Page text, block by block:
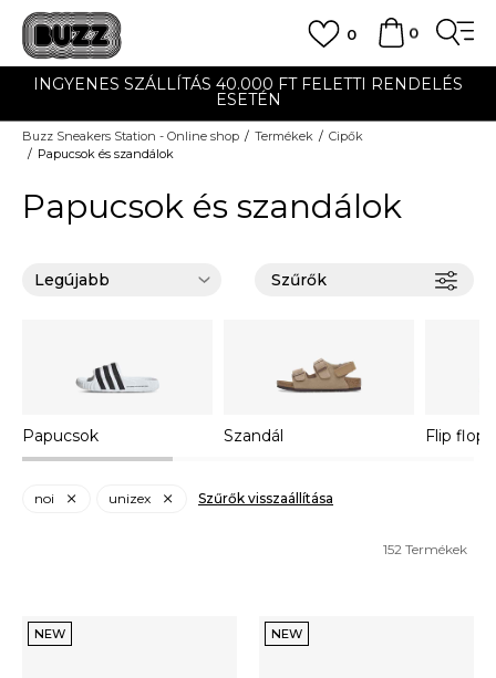
0
0
40.000 FT FELETTI RENDELÉS
Buzz Sneakers Station - Online shop Termékek
Cipők
Papucsok és szandálok
Papucsok és szandálok
Szűrők
Papucsok Szandál Flip flop
noi unizex Szűrők visszaállítása
152 Termékek
NEW NEW